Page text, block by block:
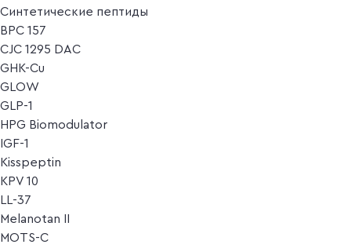
Синтетические пептиды
BPC 157
CJC 1295 DAC
GHK-Cu
GLOW
GLP-1
HPG Biomodulator
IGF-1
Kisspeptin
KPV 10
LL-37
Melanotan II
MOTS-C